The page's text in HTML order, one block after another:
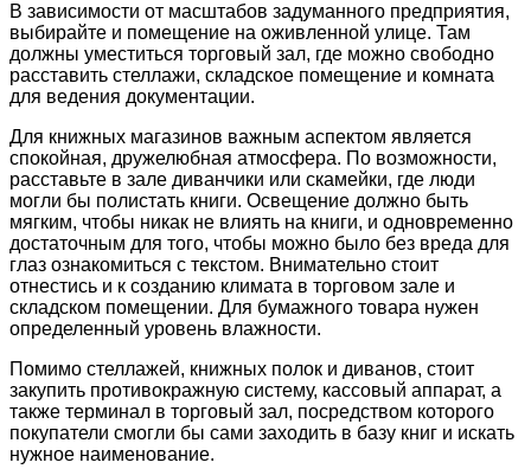
В зависимости от масштабов задуманного предприятия,
выбирайте и помещение на оживленной улице. Там
должны уместиться торговый зал, где можно свободно
расставить стеллажи, складское помещение и комната
для ведения документации.
Для книжных магазинов важным аспектом является
спокойная, дружелюбная атмосфера. По возможности,
расставьте в зале диванчики или скамейки, где люди
могли бы полистать книги. Освещение должно быть
мягким, чтобы никак не влиять на книги, и одновременно
достаточным для того, чтобы можно было без вреда для
глаз ознакомиться с текстом. Внимательно стоит
отнестись и к созданию климата в торговом зале и
складском помещении. Для бумажного товара нужен
определенный уровень влажности.
Помимо стеллажей, книжных полок и диванов, стоит
закупить противокражную систему, кассовый аппарат, а
также терминал в торговый зал, посредством которого
покупатели смогли бы сами заходить в базу книг и искать
нужное наименование.